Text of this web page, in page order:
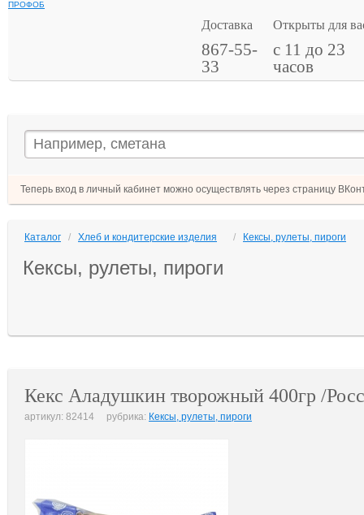
ПРОФОБ
Доставка
867-55-
33
Открыты для
с 11 до 23
часов
Теперь вход в личный кабинет можно осуществлять через страницу
Каталог / Хлеб и кондитерские изделия / Кексы, рулеты, пироги
Кексы, рулеты, пироги
Кекс Аладушкин творожный 400гр /
артикул: 82414 рубрика: Кексы, рулеты, пироги